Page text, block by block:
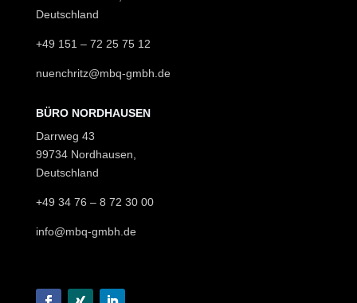
Deutschland
+49 151 – 72 25 75 12
nuenchritz@mbq-gmbh.de
BÜRO NORDHAUSEN
Darrweg 43
99734 Nordhausen,
Deutschland
+49 34 76 – 8 72 30 00
info@mbq-gmbh.de